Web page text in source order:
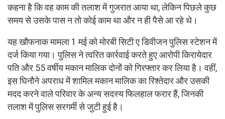
कहना है कि वह काम की तलाश में गुजरात आया था, लेकिन पिछले कुछ
समय से उसके पास न तो कोई काम था और न ही पैसे आ रहे थे।
यह खौफनाक मामला 1 मई को मोरबी सिटी ए डिवीजन पुलिस स्टेशन में
दर्ज किया गया। पुलिस ने त्वरित कार्रवाई करते हुए आरोपी किरायेदार
पति और 55 वर्षीय मकान मालिक दोनों को गिरफ्तार कर लिया है। वहीं,
इस घिनौने अपराध में शामिल मकान मालिक का रिश्तेदार और उसकी
मदद करने वाले परिवार के अन्य सदस्य फिलहाल फरार हैं, जिनकी
तलाश में पुलिस सरगर्मी से जुटी हुई है।